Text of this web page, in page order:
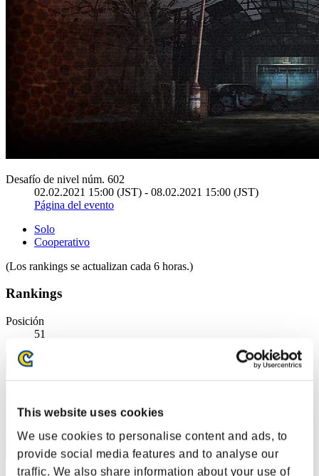
This website uses cookies
We use cookies to personalise content and ads, to
provide social media features and to analyse our
traffic. We also share information about your use of
Desafío de nivel núm. 602
02.02.2021 15:00 (JST) - 08.02.2021 15:00 (JST)
Página del evento
Solo
Cooperativo
(Los rankings se actualizan cada 6 horas.)
Rankings
Posición
51